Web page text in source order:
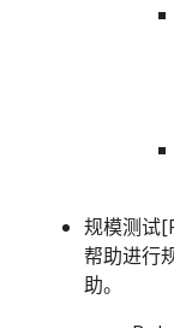
规模测试
帮助进行
助。